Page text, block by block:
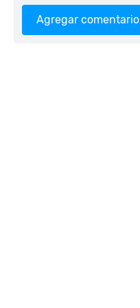
Agregar comentario